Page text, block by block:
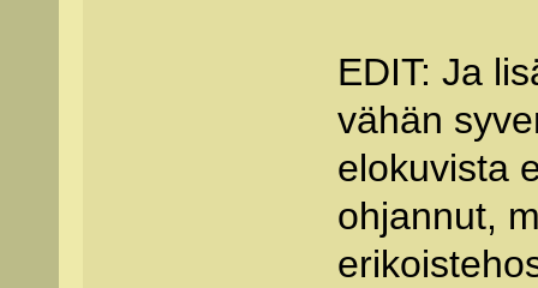
EDIT: Ja
vähän
elokuvista
ohjannut,